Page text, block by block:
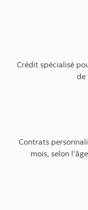
Crédit spécialisé
de
Contrats
mois, selon